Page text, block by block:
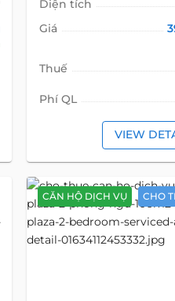
Diện tích
Giá
Thuế
Phí QL
VIEW
CĂN HỘ DỊCH VỤ CHO